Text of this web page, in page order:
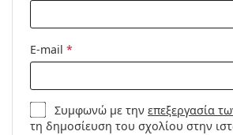
E-mail *
Συμφωνώ με τηνεπεξεργασία
τη δημοσίευση του σχολίου στην